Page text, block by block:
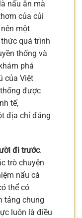
nấu ăn mà
của củi
một
quá trình
thống và
phá
của Việt
được
tế,
địa chỉ đáng
đi trước.
trò chuyện
nấu cá
thể có
tảng chung
luôn là điều